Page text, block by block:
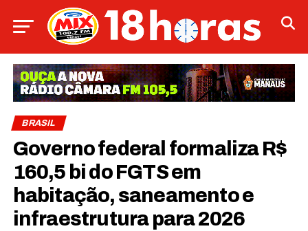
BRASIL
Governo federal formaliza R$
160,5 bi do FGTS em
habitação, saneamento e
infraestrutura para 2026